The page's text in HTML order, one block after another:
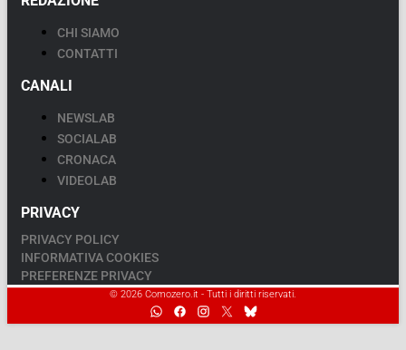
CHI SIAMO
CONTATTI
CANALI
NEWSLAB
SOCIALAB
CRONACA
VIDEOLAB
PRIVACY
PRIVACY POLICY
INFORMATIVA COOKIES
PREFERENZE PRIVACY
© 2026 Comozero.it - Tutti i diritti riservati.